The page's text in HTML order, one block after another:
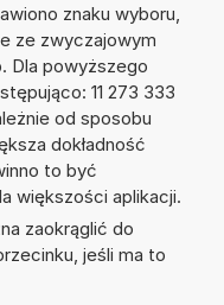
znaku wyboru,
ze zwyczajowym
Dla powyższego
11 273 333
od sposobu
dokładność
to być
większości aplikacji.
zaokrąglić do
jeśli ma to